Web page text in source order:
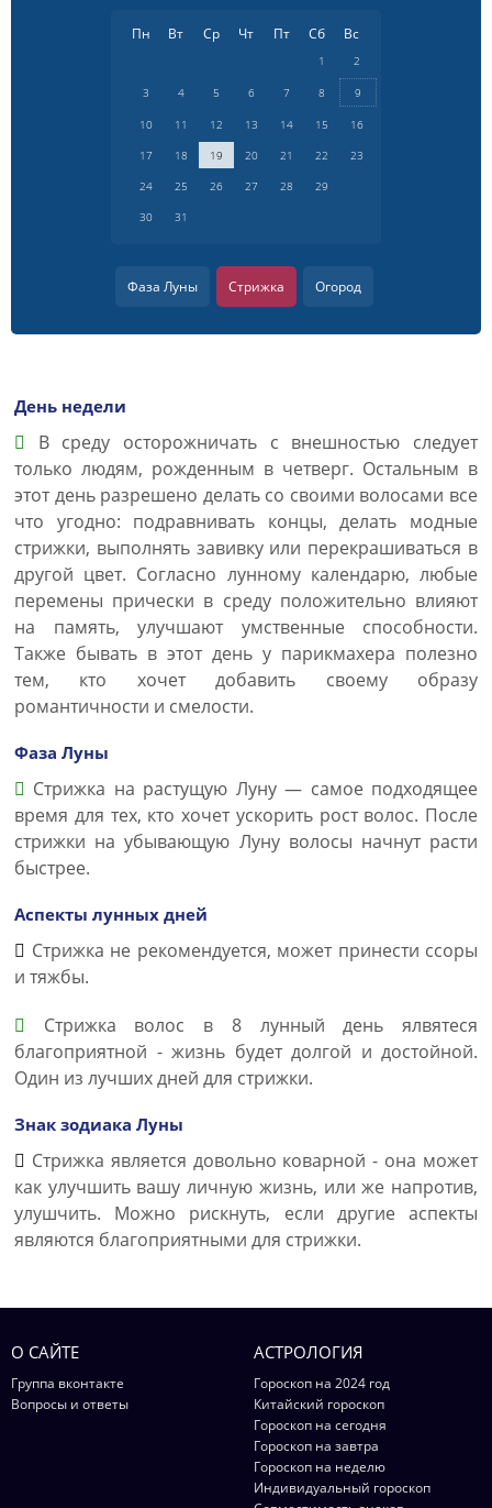
Пн Вт Ср Чт Пт Сб Вс
1 2
3 4 5 6 7 8 9
10 11 12 13 14 15
16
17
18 19 20 21 22
23
24
25 26 27 28
29
30
31
Фаза Луны Стрижка Огород
День недели
В среду осторожничать с внешностью следует
только людям, рожденным в четверг. Остальным в
этот день разрешено делать со своими волосами все
что угодно: подравнивать концы, делать модные
стрижки, выполнять завивку или перекрашиваться в
другой цвет. Согласно лунному календарю, любые
перемены прически в среду положительно влияют
на память, улучшают умственные способности.
Также бывать в этот день у парикмахера полезно
тем, кто хочет добавить своему образу
романтичности и смелости.
Фаза Луны
Стрижка на растущую Луну — самое подходящее
время для тех, кто хочет ускорить рост волос. После
стрижки на убывающую Луну волосы начнут расти
быстрее.
Аспекты лунных дней
Стрижка не рекомендуется, может принести ссоры
и тяжбы.
Стрижка волос в 8 лунный день ялвятеся
благоприятной - жизнь будет долгой и достойной.
Один из лучших дней для стрижки.
Знак зодиака Луны
Стрижка является довольно коварной - она может
как улучшить вашу личную жизнь, или же напротив,
улушчить. Можно рискнуть, если другие аспекты
являются благоприятными для стрижки.
О САЙТЕ
Группа вконтакте
Вопросы и ответы
АСТРОЛОГИЯ
Гороскоп на 2024 год
Китайский гороскоп
Гороскоп на сегодня
Гороскоп на завтра
Гороскоп на неделю
Индивидуальный гороскоп